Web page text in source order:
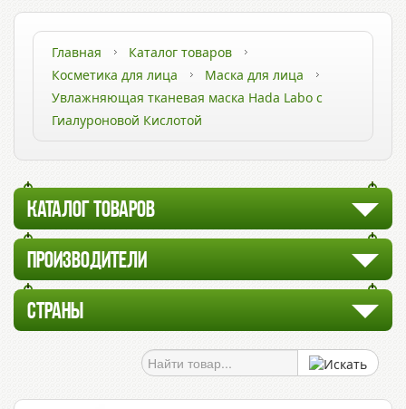
Главная
Каталог товаров
Косметика для лица
Маска для лица
Увлажняющая тканевая маска Hada Labo с
Гиалуроновой Кислотой
КАТАЛОГ ТОВАРОВ
ПРОИЗВОДИТЕЛИ
СТРАНЫ